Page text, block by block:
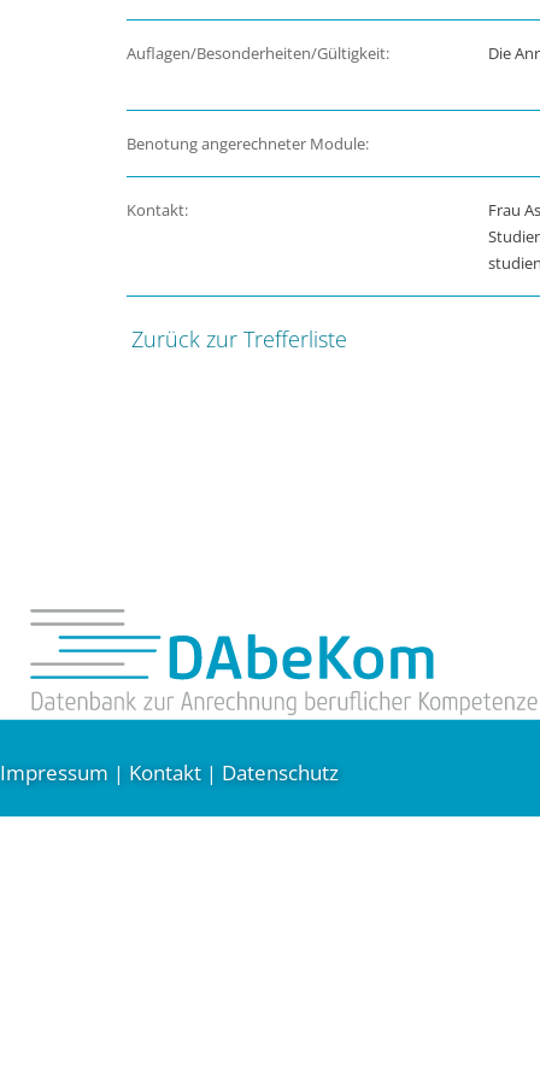
Auflagen/Besonderheiten/Gültigkeit: Die
Benotung angerechneter Module:
Kontakt:
Frau
Zurück zur Trefferliste
Impressum | Kontakt | Datenschutz